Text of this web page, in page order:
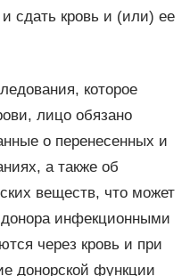
сдать кровь и (или) ее
которое
лицо обязано
о перенесенных и
а также об
веществ, что может
инфекционными
через кровь и при
донорской функции